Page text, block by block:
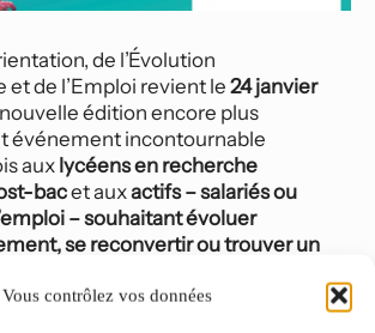
Vous contrôlez vos données
de l’Évolution
et de l’Emploi revient le 24 janvier
édition encore plus
événement incontournable
aux lycéens en recherche
bac et aux actifs – salariés ou
– souhaitant évoluer
se reconvertir ou trouver un
détails de cette manifestation...